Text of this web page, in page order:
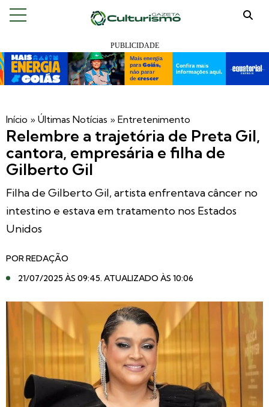
Início » Últimas Notícias » Entretenimento
Relembre a trajetória de Preta Gil,
cantora, empresária e filha de
Gilberto Gil
Filha de Gilberto Gil, artista enfrentava câncer no
intestino e estava em tratamento nos Estados
Unidos
PORREDAÇÃO
21/07/2025 ÀS 09:45. ATUALIZADO ÀS 10:06